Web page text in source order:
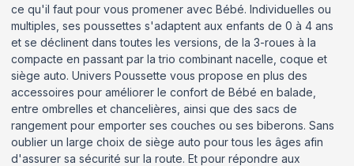
ce qu'il faut pour vous promener avec Bébé. Individuelles ou
multiples, ses poussettes s'adaptent aux enfants de 0 à 4 ans
et se déclinent dans toutes les versions, de la 3-roues à la
compacte en passant par la trio combinant nacelle, coque et
siège auto. Univers Poussette vous propose en plus des
accessoires pour améliorer le confort de Bébé en balade,
entre ombrelles et chancelières, ainsi que des sacs de
rangement pour emporter ses couches ou ses biberons. Sans
oublier un large choix de siège auto pour tous les âges afin
d'assurer sa sécurité sur la route. Et pour répondre aux